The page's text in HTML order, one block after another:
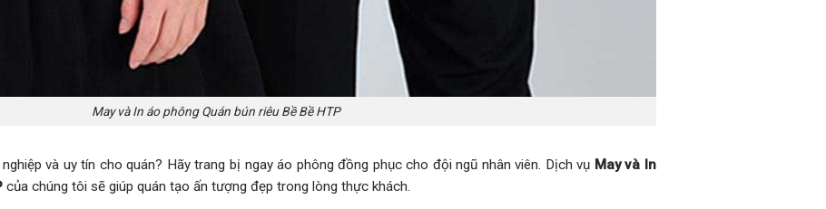
May và In áo phông Quán bún riêu Bề Bề HTP
và uy tín cho quán? Hãy trang bị ngay áo phông đồng phục cho đội ngũ nhân viên. Dịch vụ May và In
của chúng tôi sẽ giúp quán tạo ấn tượng đẹp trong lòng thực khách.